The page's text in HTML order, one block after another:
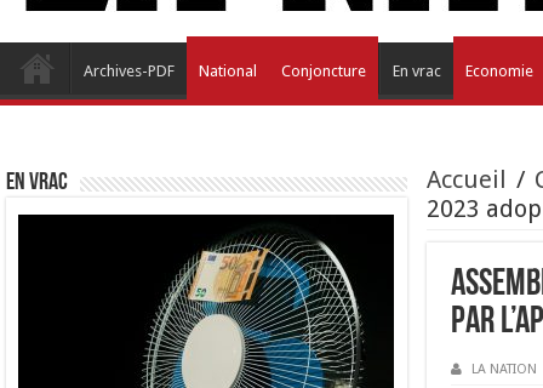
Archives-PDF National Conjoncture En vrac Economie
Accueil /
2023
par
LA NATION
EN VRAC